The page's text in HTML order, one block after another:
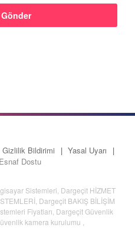
Gizlilik Bildirimi
Yasal Uyarı
Dostu
Sistemleri Dargeçit HİZMET
Dargeçit BAKIŞ BİLİŞİM
Fiyatları Dargeçit Güvenlik
kamera kurulumu